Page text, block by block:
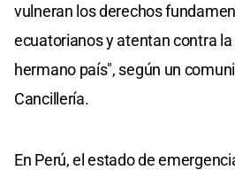
vulneran los derechos
ecuatorianos y atentan contra
hermano país", según un
Cancillería.
En Perú, el estado de